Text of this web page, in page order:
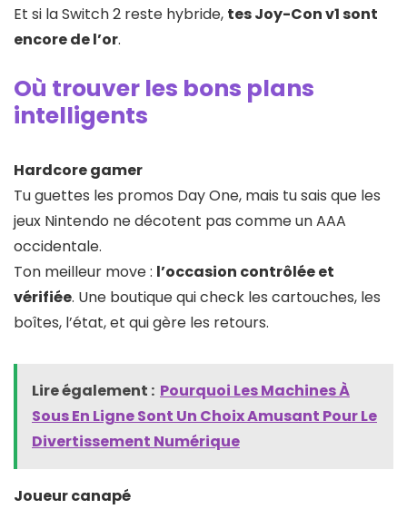
Et si la Switch 2 reste hybride, tes Joy-Con v1 sont
encore de l’or.
Où trouver les bons plans
intelligents
Hardcore gamer
Tu guettes les promos Day One, mais tu sais que les
jeux Nintendo ne décotent pas comme un AAA
occidentale.
Ton meilleur move : l’occasion contrôlée et
vérifiée. Une boutique qui check les cartouches, les
boîtes, l’état, et qui gère les retours.
Lire également : Pourquoi Les Machines À
Sous En Ligne Sont Un Choix Amusant Pour Le
Divertissement Numérique
Joueur canapé